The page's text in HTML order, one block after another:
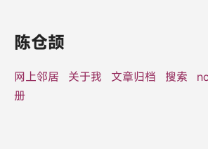
陈仓颉
网上邻居 关于我 文章归档 搜索
册